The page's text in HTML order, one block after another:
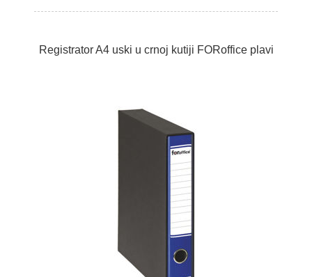
Registrator A4 uski u crnoj kutiji FORoffice plavi